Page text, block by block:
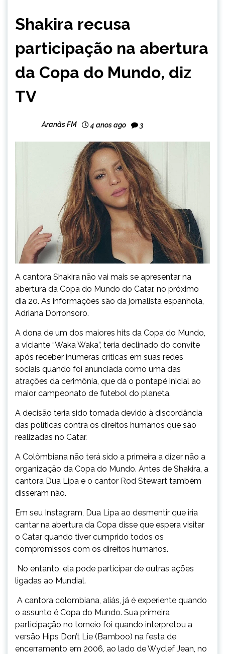
INTERNACIONAL
Shakira recusa
participação na abertura
da Copa do Mundo, diz
TV
Aranãs FM 4 anos ago 3
A cantora Shakira não vai mais se apresentar na
abertura da Copa do Mundo do Catar, no próximo
dia 20. As informações são da jornalista espanhola,
Adriana Dorronsoro.
A dona de um dos maiores hits da Copa do Mundo,
a viciante “Waka Waka”, teria declinado do convite
após receber inúmeras críticas em suas redes
sociais quando foi anunciada como uma das
atrações da cerimônia, que dá o pontapé inicial ao
maior campeonato de futebol do planeta.
A decisão teria sido tomada devido à discordância
das políticas contra os direitos humanos que são
realizadas no Catar.
A Colômbiana não terá sido a primeira a dizer não a
organização da Copa do Mundo. Antes de Shakira, a
cantora Dua Lipa e o cantor Rod Stewart também
disseram não.
Em seu Instagram, Dua Lipa ao desmentir que iria
cantar na abertura da Copa disse que espera visitar
o Catar quando tiver cumprido todos os
compromissos com os direitos humanos.
No entanto, ela pode participar de outras ações
ligadas ao Mundial.
A cantora colombiana, aliás, já é experiente quando
o assunto é Copa do Mundo. Sua primeira
participação no torneio foi quando interpretou a
versão Hips Don’t Lie (Bamboo) na festa de
encerramento em 2006, ao lado de Wyclef Jean, no